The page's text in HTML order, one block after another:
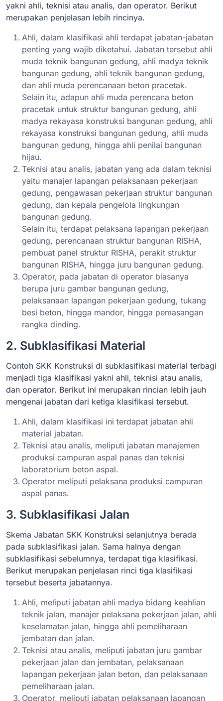
yakni ahli, teknisi atau analis, dan operator. Berikut
merupakan penjelasan lebih rincinya.
Ahli, dalam klasifikasi ahli terdapat jabatan-jabatan
penting yang wajib diketahui. Jabatan tersebut ahli
muda teknik bangunan gedung, ahli madya teknik
bangunan gedung, ahli teknik bangunan gedung,
dan ahli muda perencanaan beton pracetak.
Selain itu, adapun ahli muda perencana beton
pracetak untuk struktur bangunan gedung, ahli
madya rekayasa konstruksi bangunan gedung, ahli
rekayasa konstruksi bangunan gedung, ahli muda
bangunan gedung, hingga ahli penilai bangunan
hijau.
Teknisi atau analis, jabatan yang ada dalam teknisi
yaitu manajer lapangan pelaksanaan pekerjaan
gedung, pengawasan pekerjaan struktur bangunan
gedung, dan kepala pengelola lingkungan
bangunan gedung.
Selain itu, terdapat pelaksana lapangan pekerjaan
gedung, perencanaan struktur bangunan RISHA,
pembuat panel struktur RISHA, perakit struktur
bangunan RISHA, hingga juru bangunan gedung.
Operator, pada jabatan di operator biasanya
berupa juru gambar bangunan gedung,
pelaksanaan lapangan pekerjaan gedung, tukang
besi beton, hingga mandor, hingga pemasangan
rangka dinding.
2. Subklasifikasi Material
Contoh SKK Konstruksi di subklasifikasi material terbagi
menjadi tiga klasifikasi yakni ahli, teknisi atau analis,
dan operator. Berikut ini merupakan rincian lebih jauh
mengenai jabatan dari ketiga klasifikasi tersebut.
Ahli, dalam klasifikasi ini terdapat jabatan ahli
material jabatan.
Teknisi atau analis, meliputi jabatan manajemen
produksi campuran aspal panas dan teknisi
laboratorium beton aspal.
Operator meliputi pelaksana produksi campuran
aspal panas.
3. Subklasifikasi Jalan
Skema Jabatan SKK Konstruksi selanjutnya berada
pada subklasifikasi jalan. Sama halnya dengan
subklasifikasi sebelumnya, terdapat tiga klasifikasi.
Berikut merupakan penjelasan rinci tiga klasifikasi
tersebut beserta jabatannya.
Ahli, meliputi jabatan ahli madya bidang keahlian
teknik jalan, manajer pelaksana pekerjaan jalan, ahli
keselamatan jalan, hingga ahli pemeliharaan
jembatan dan jalan.
Teknisi atau analis, meliputi jabatan juru gambar
pekerjaan jalan dan jembatan, pelaksanaan
lapangan pekerjaan jalan beton, dan pelaksanaan
pemeliharaan jalan.
Operator, meliputi jabatan pelaksanaan lapangan